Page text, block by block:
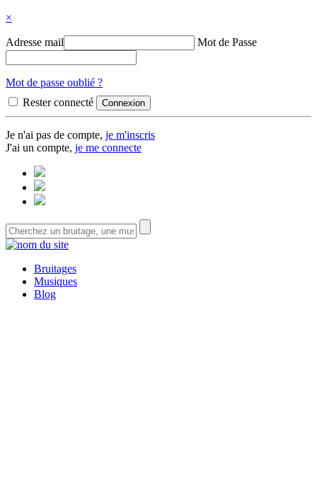
×
Adresse mail Mot de Passe
Mot de passe oublié ?
Rester connecté
Je n'ai pas de compte, je m'inscris
J'ai un compte, je me connecte
Bruitages
Musiques
Blog